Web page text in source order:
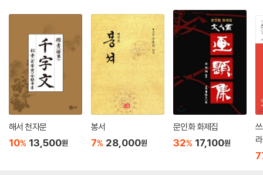
해서 천자문
10% 13,500원
봉서
7% 28,000원
문인화 화제집
32% 17,100원